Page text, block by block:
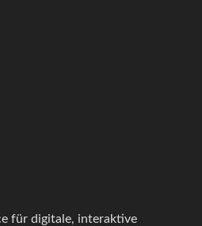
für digitale, interaktive